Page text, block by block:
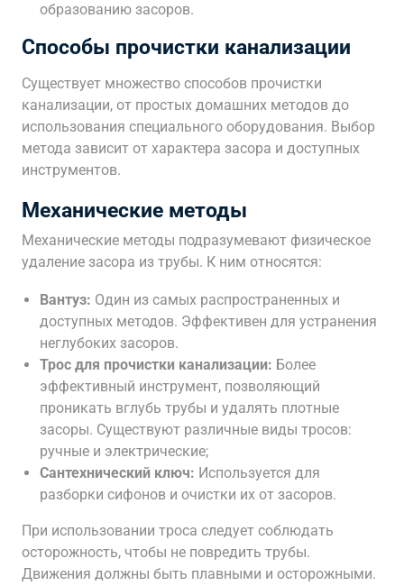
образованию засоров.
Способы прочистки канализации
Существует множество способов прочистки
канализации, от простых домашних методов до
использования специального оборудования. Выбор
метода зависит от характера засора и доступных
инструментов.
Механические методы
Механические методы подразумевают физическое
удаление засора из трубы. К ним относятся:
Вантуз: Один из самых распространенных и
доступных методов. Эффективен для устранения
неглубоких засоров.
Трос для прочистки канализации: Более
эффективный инструмент, позволяющий
проникать вглубь трубы и удалять плотные
засоры. Существуют различные виды тросов:
ручные и электрические;
Сантехнический ключ: Используется для
разборки сифонов и очистки их от засоров.
При использовании троса следует соблюдать
осторожность, чтобы не повредить трубы.
Движения должны быть плавными и осторожными.